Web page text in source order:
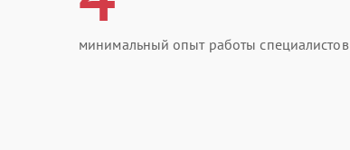
минимальный опыт работы специалистов